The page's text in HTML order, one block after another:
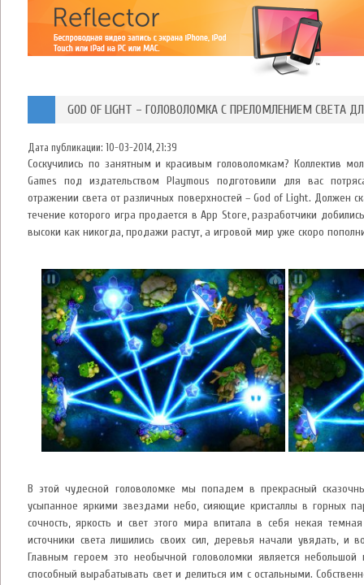
GOD OF LIGHT – ГОЛОВОЛОМКА С ПРЕЛОМЛЕНИЕМ СВЕТА
Дата публикации: 10-03-2014, 21:39
Соскучились по занятным и красивым головоломкам? Коллектив
Games под издательством Playmous подготовили для вас
отражении света от различных поверхностей – God of Light. Должен
течение которого игра продается в App Store, разработчики
высоки как никогда, продажи растут, а игровой мир уже скоро
В этой чудесной головоломке мы попадем в прекрасный
усыпанное яркими звездами небо, сияющие кристаллы в горных
сочность, яркость и свет этого мира впитала в себя некая
источники света лишились своих сил, деревья начали увядать, и
Главным героем это необычной головоломки является
способный вырабатывать свет и делиться им с остальными.